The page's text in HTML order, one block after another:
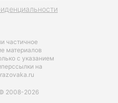
частичное
материалов
с указанием
на
2008-2026